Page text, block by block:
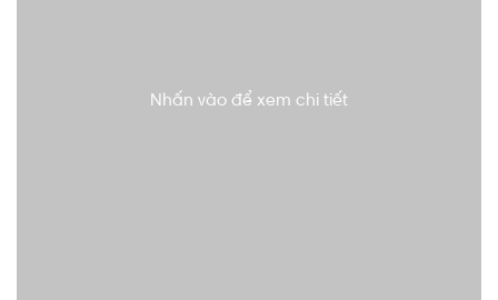
Nhấn vào để xem chi tiết